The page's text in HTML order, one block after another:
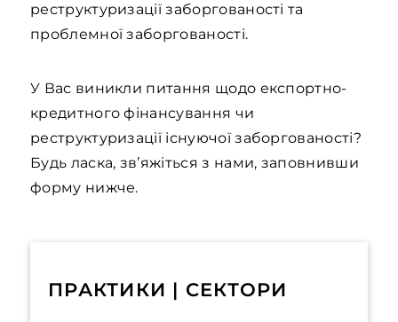
реструктуризації заборгованості та
проблемної заборгованості.
У Вас виникли питання щодо експортно-
кредитного фінансування чи
реструктуризації існуючої заборгованості?
Будь ласка, зв’яжіться з нами, заповнивши
форму нижче.
ПРАКТИКИ | СЕКТОРИ